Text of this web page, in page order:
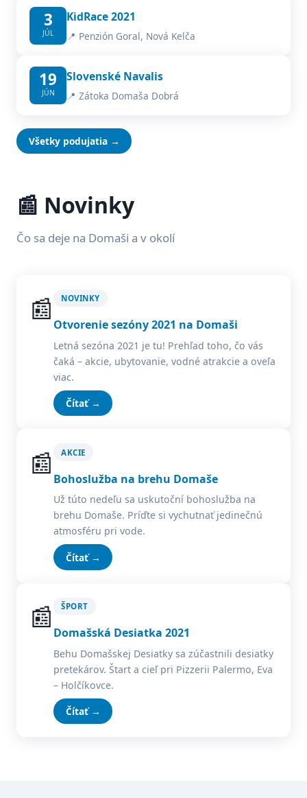
3
JÚL
KidRace 2021
📍 Penzión Goral, Nová Kelča
19
JÚN
Slovenské Navalis
📍 Zátoka Domaša Dobrá
Všetky podujatia →
📰 Novinky
Čo sa deje na Domaši a v okolí
📰 NOVINKY
Otvorenie sezóny 2021 na Domaši
Letná sezóna 2021 je tu! Prehľad toho, čo vás
čaká – akcie, ubytovanie, vodné atrakcie a oveľa
viac.
Čítať →
📰 AKCIE
Bohoslužba na brehu Domaše
Už túto nedeľu sa uskutoční bohoslužba na
brehu Domaše. Príďte si vychutnať jedinečnú
atmosféru pri vode.
Čítať →
📰 ŠPORT
Domašská Desiatka 2021
Behu Domašskej Desiatky sa zúčastnili desiatky
pretekárov. Štart a cieľ pri Pizzerii Palermo, Eva
– Holčíkovce.
Čítať →